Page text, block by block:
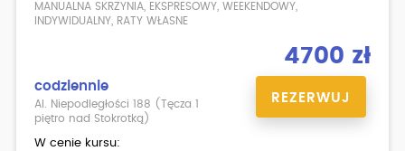
MANUALNA SKRZYNIA, EKSPRESOWY, WEEKENDOWY,
INDYWIDUALNY, RATY WŁASNE
4700 zł
codziennie
Al. Niepodległości 188 (Tęcza 1
piętro nad Stokrotką)
REZERWUJ
W cenie kursu: